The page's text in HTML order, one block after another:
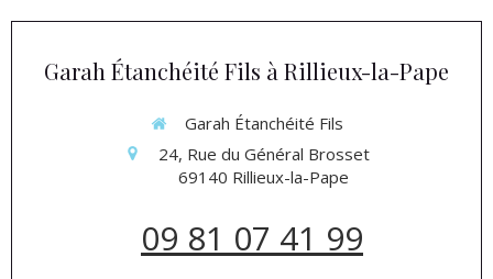
Garah Étanchéité Fils à Rillieux-la-Pape
Garah Étanchéité Fils
24, Rue du Général Brosset
69140 Rillieux-la-Pape
09 81 07 41 99